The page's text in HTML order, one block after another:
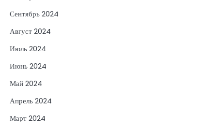
Сентябрь 2024
Август 2024
Июль 2024
Июнь 2024
Май 2024
Апрель 2024
Март 2024